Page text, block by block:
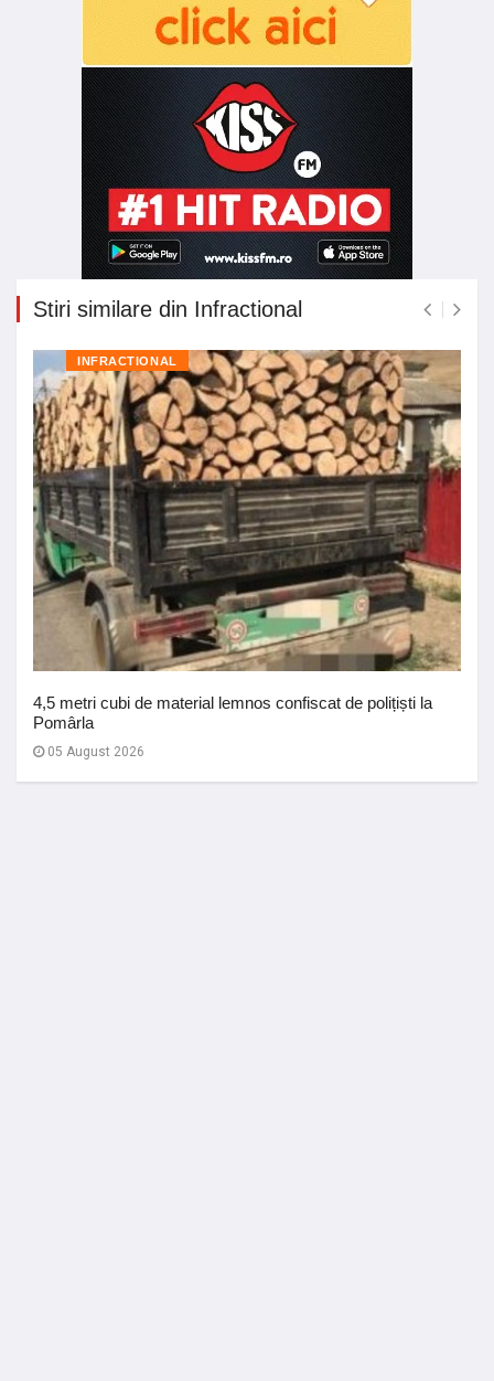
Stiri similare din Infractional
INFRACTIONAL
4,5 metri cubi de material lemnos confiscat de polițiști la
Pomârla
05 August 2026